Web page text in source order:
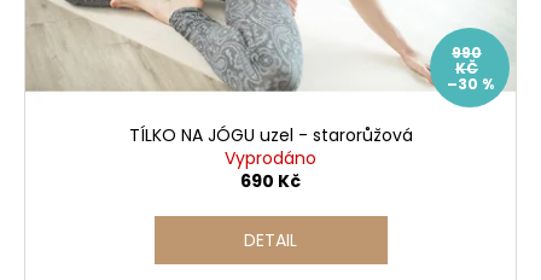
u
t
990
KČ
–30 %
TÍLKO NA JÓGU uzel - starorůžová
Vyprodáno
690 Kč
DETAIL
u
e